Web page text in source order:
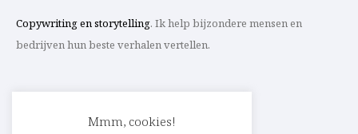
Copywriting en storytelling. Ik help bijzondere mensen en
bedrijven hun beste verhalen vertellen.
Mmm, cookies!